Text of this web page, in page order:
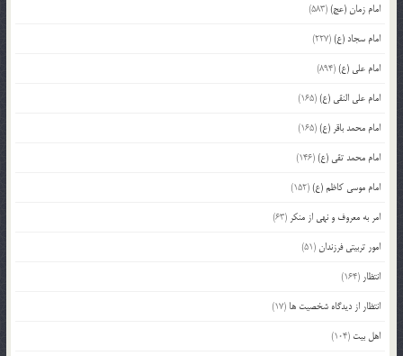
امام زمان (عج)(583)
امام سجاد (ع)(227)
امام علی (ع)(894)
امام علی النقی (ع)(165)
امام محمد باقر (ع)(165)
امام محمد تقی (ع)(146)
امام موسی کاظم (ع)(152)
امر به معروف و نهی از منکر (63)
امور تربیتی فرزندان(51)
انتظار (164)
انتظار از دیدگاه شخصیت ها (17)
اهل بیت (104)